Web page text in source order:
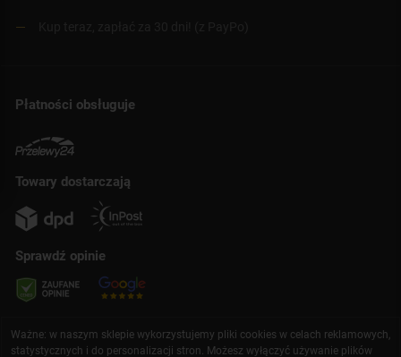
Płatności obsługuje
Towary dostarczają
Sprawdź opinie
Ważne: w naszym sklepie wykorzystujemy pliki cookies w celach reklamowych,
statystycznych i do personalizacji stron. Możesz wyłączyć używanie plików